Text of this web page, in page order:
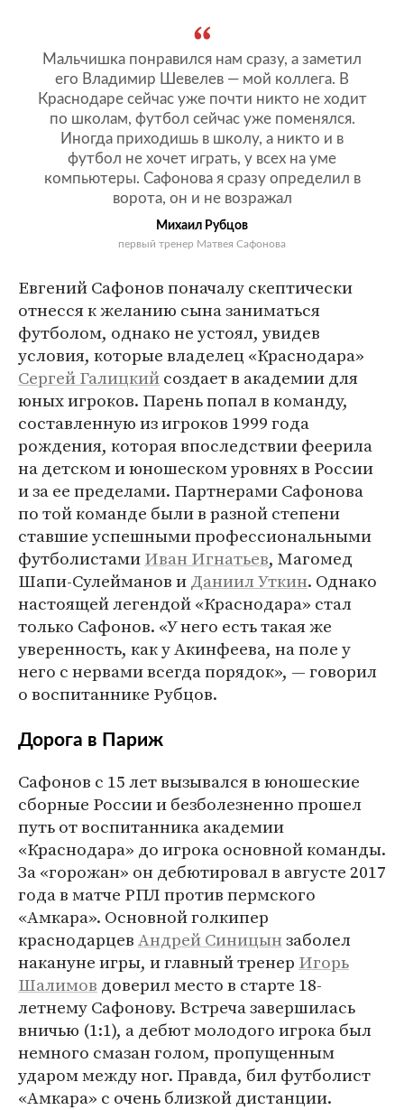
Мальчишка понравился нам сразу, а заметил
его Владимир Шевелев — мой коллега. В
Краснодаре сейчас уже почти никто не ходит
по школам, футбол сейчас уже поменялся.
Иногда приходишь в школу, а никто и в
футбол не хочет играть, у всех на уме
компьютеры. Сафонова я сразу определил в
ворота, он и не возражал
Михаил Рубцов
первый тренер Матвея Сафонова
Евгений Сафонов поначалу скептически
отнесся к желанию сына заниматься
футболом, однако не устоял, увидев
условия, которые владелец «Краснодара»
Сергей Галицкийсоздает в академии для
юных игроков. Парень попал в команду,
составленную из игроков 1999 года
рождения, которая впоследствии феерила
на детском и юношеском уровнях в России
и за ее пределами. Партнерами Сафонова
по той команде были в разной степени
ставшие успешными профессиональными
футболистамиИван Игнатьев, Магомед
Шапи-Сулейманов иДаниил Уткин. Однако
настоящей легендой «Краснодара» стал
только Сафонов. «У него есть такая же
уверенность, как у Акинфеева, на поле у
него с нервами всегда порядок», — говорил
о воспитаннике Рубцов.
Дорога в Париж
Сафонов с 15 лет вызывался в юношеские
сборные России и безболезненно прошел
путь от воспитанника академии
«Краснодара» до игрока основной команды.
За «горожан» он дебютировал в августе 2017
года в матче РПЛ против пермского
«Амкара». Основной голкипер
краснодарцевАндрей Синицынзаболел
накануне игры, и главный тренер Игорь
Шалимов доверил место в старте 18-
летнему Сафонову. Встреча завершилась
вничью (1:1), а дебют молодого игрока был
немного смазан голом, пропущенным
ударом между ног. Правда, бил футболист
«Амкара» с очень близкой дистанции.